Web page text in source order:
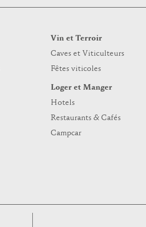
Vin et Terroir
Caves et Viticulteurs
Fêtes viticoles
Loger et Manger
Hotels
Restaurants & Cafés
Campcar